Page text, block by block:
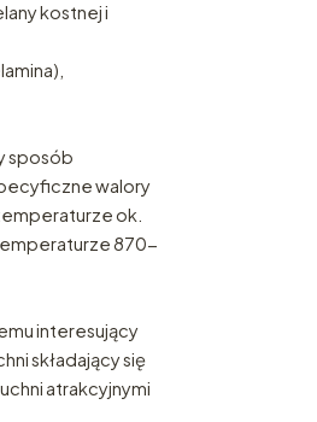
kostnej i
sposób
walory
ok.
temperaturze 870-
interesujący
składający się
atrakcyjnymi